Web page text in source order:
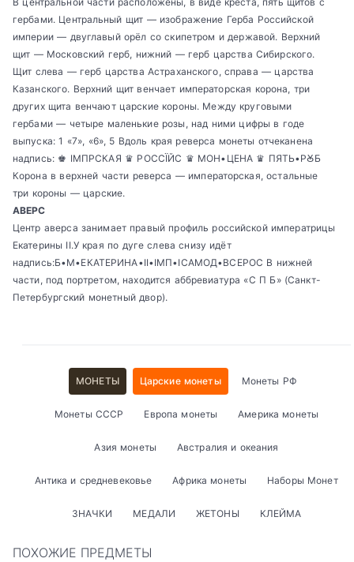
гербами. Центральный щит — изображение Герба Российской
империи — двуглавый орёл со скипетром и державой. Верхний
щит — Московский герб, нижний — герб царства Сибирского.
Щит слева — герб царства Астраханского, справа — царства
Казанского. Верхний щит венчает императорская корона, три
других щита венчают царские короны. Между круговыми
гербами — четыре маленькие розы, над ними цифры в годе
выпуска: 1 «7», «6», 5 Вдоль края реверса монеты отчеканена
надпись: ♚ IМПРСКАЯ ♛ РОССÏЙС ♛ МОН•ЦЕНА ♛ ПЯТЬ•РꙊБ
Корона в верхней части реверса — императорская, остальные
три короны — царские.
АВЕРС
Центр аверса занимает правый профиль российской императрицы
Екатерины II.У края по дуге слева снизу идёт
надпись:Б•М•ЕКАТЕРИНА•II•IМП•IСАМОД•ВСЕРОС В нижней
части, под портретом, находится аббревиатура «С П Б» (Санкт-
Петербургский монетный двор).
МОНЕТЫ Царские монеты Монеты РФ
Монеты СССР Европа монеты Америка монеты
Азия монеты Австралия и океания
Антика и средневековье Африка монеты Наборы Монет
ЗНАЧКИ МЕДАЛИ ЖЕТОНЫ КЛЕЙМА
ПОХОЖИЕ ПРЕДМЕТЫ